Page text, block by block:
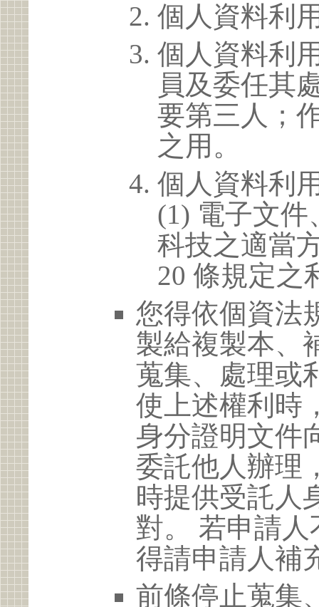
個人資料利
個人資料利
員及委任其
要第三人；
之用。
個人資料利
(1) 電子文
科技之適當
20 條規定之
您得依個資法
製給複製本、
蒐集、處理或
使上述權利時
身分證明文件
委託他人辦理
時提供受託人
對。 若申請
得請申請人補
前條停止蒐集